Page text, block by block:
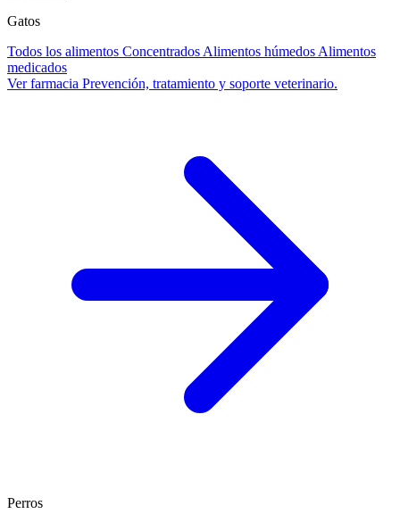
Gatos
Todos los alimentos Concentrados Alimentos húmedos Alimentos
medicados
Ver farmacia Prevención, tratamiento y soporte veterinario.
Perros